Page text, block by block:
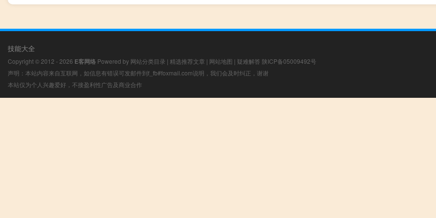
技能大全
Copyright © 2012 - 2026 E客网络 Powered by 网站分类目录 | 精选推荐文章 | 网站地图 | 疑难解答 陕ICP备05009492号
声明：本站内容来自互联网，如信息有错误可发邮件到f_fb#foxmail.com说明，我们会及时纠正，谢谢
本站仅为个人兴趣爱好，不接盈利性广告及商业合作